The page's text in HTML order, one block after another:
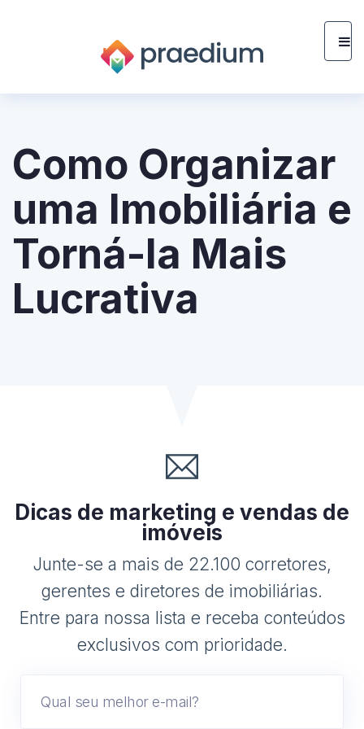
Como Organizar
uma Imobiliária e
Torná-la Mais
Lucrativa
Dicas de marketing e vendas de
imóveis
Junte-se a mais de 22.100 corretores,
gerentes e diretores de imobiliárias.
Entre para nossa lista e receba conteúdos
exclusivos com prioridade.